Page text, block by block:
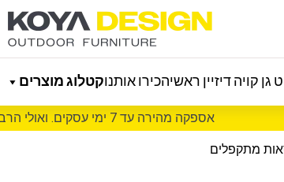
גן קויה דיזיין ראשיהכירו אותנוקטלוג מוצרים
אספקה מהירה עד 7 ימי עסקים. ואולי הרבה לפני...